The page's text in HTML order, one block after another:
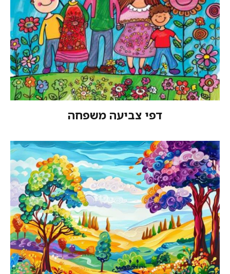
דפי צביעה משפחה